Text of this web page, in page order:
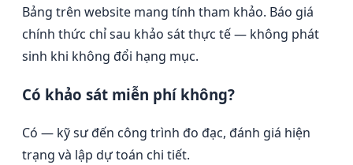
Bảng trên website mang tính tham khảo. Báo giá
chính thức chỉ sau khảo sát thực tế — không phát
sinh khi không đổi hạng mục.
Có khảo sát miễn phí không?
Có — kỹ sư đến công trình đo đạc, đánh giá hiện
trạng và lập dự toán chi tiết.